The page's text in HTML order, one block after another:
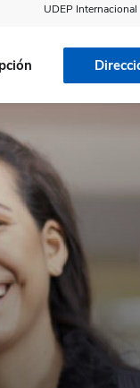
UDEP Internacional